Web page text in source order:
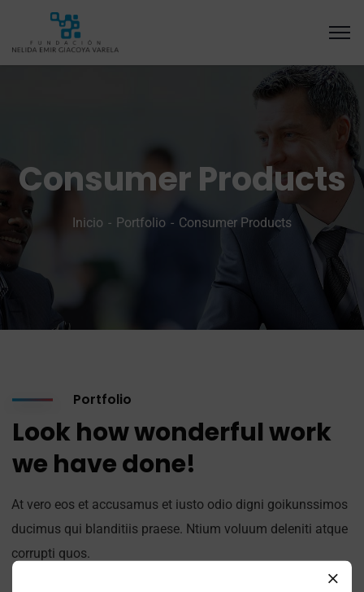
Consumer Products
Inicio Portfolio Consumer Products
Portfolio
Look how wonderful work
we have done!
At vero eos et accusamus et iusto odio digni goikunssimos
ducimus qui blanditiis praese. Ntium voluum deleniti atque
corrupti quos.